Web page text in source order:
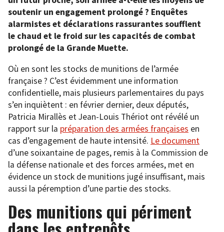
soutenir un engagement prolongé ? Enquêtes
alarmistes et déclarations rassurantes soufflent
le chaud et le froid sur les capacités de combat
prolongé de la Grande Muette.
Où en sont les stocks de munitions de l’armée
française ? C’est évidemment une information
confidentielle, mais plusieurs parlementaires du pays
s’en inquiètent : en février dernier, deux députés,
Patricia Mirallès et Jean-Louis Thériot ont révélé un
rapport sur la préparation des armées françaises en
cas d’engagement de haute intensité. Le document
d’une soixantaine de pages, remis à la Commission de
la défense nationale et des forces armées, met en
évidence un stock de munitions jugé insuffisant, mais
aussi la péremption d’une partie des stocks.
Des munitions qui périment